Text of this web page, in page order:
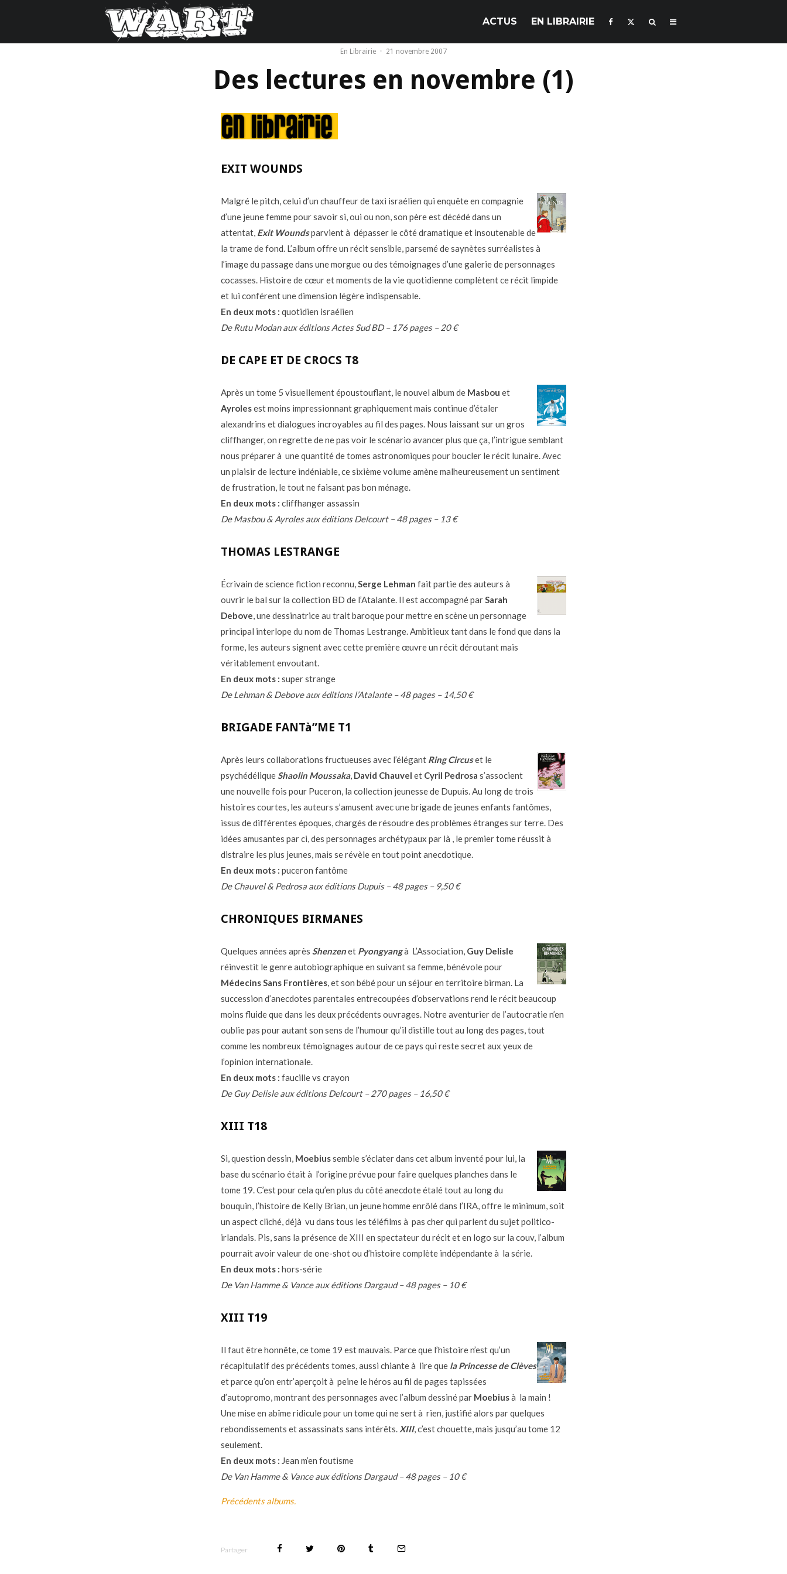
ACTUS EN LIBRAIRIE
En Librairie · 21 novembre 2007
Des lectures en novembre (1)
EXIT WOUNDS
Malgré le pitch, celui d’un chauffeur de taxi israélien qui enquête en compagnie
d’une jeune femme pour savoir si, oui ou non, son père est décédé dans un
attentat, Exit Woundsparvient à dépasser le côté dramatique et insoutenable de
la trame de fond. L’album offre un récit sensible, parsemé de saynètes surréalistes à
l’image du passage dans une morgue ou des témoignages d’une galerie de personnages
cocasses. Histoire de cœur et moments de la vie quotidienne complètent ce récit limpide
et lui conférent une dimension légère indispensable.
En deux mots : quotidien israélien
De Rutu Modan aux éditions Actes Sud BD – 176 pages – 20 €
DE CAPE ET DE CROCS T8
Après un tome 5 visuellement époustouflant, le nouvel album de Masbou et
Ayrolesest moins impressionnant graphiquement mais continue d’étaler
alexandrins et dialogues incroyables au fil des pages. Nous laissant sur un gros
cliffhanger, on regrette de ne pas voir le scénario avancer plus que ça, l’intrigue semblant
nous préparer à une quantité de tomes astronomiques pour boucler le récit lunaire. Avec
un plaisir de lecture indéniable, ce sixième volume amène malheureusement un sentiment
de frustration, le tout ne faisant pas bon ménage.
En deux mots : cliffhanger assassin
De Masbou & Ayroles aux éditions Delcourt – 48 pages – 13 €
THOMAS LESTRANGE
Écrivain de science fiction reconnu,Serge Lehman fait partie des auteurs à
ouvrir le bal sur la collection BD de l’Atalante. Il est accompagné parSarah
Debove, une dessinatrice au trait baroque pour mettre en scène un personnage
principal interlope du nom de Thomas Lestrange. Ambitieux tant dans le fond que dans la
forme, les auteurs signent avec cette première œuvre un récit déroutant mais
véritablement envoutant.
En deux mots : super strange
De Lehman & Debove aux éditions l’Atalante – 48 pages – 14,50 €
BRIGADE FANTà”ME T1
Après leurs collaborations fructueuses avec l’élégant Ring Circuset le
psychédéliqueShaolin Moussaka, David Chauvel et Cyril Pedrosa s’associent
une nouvelle fois pour Puceron, la collection jeunesse de Dupuis. Au long de trois
histoires courtes, les auteurs s’amusent avec une brigade de jeunes enfants fantômes,
issus de différentes époques, chargés de résoudre des problèmes étranges sur terre. Des
idées amusantes par ci, des personnages archétypaux par là , le premier tome réussit à
distraire les plus jeunes, mais se révèle en tout point anecdotique.
En deux mots : puceron fantôme
De Chauvel & Pedrosa aux éditions Dupuis – 48 pages – 9,50 €
CHRONIQUES BIRMANES
Quelques années après Shenzenet Pyongyangà L’Association, Guy Delisle
réinvestit le genre autobiographique en suivant sa femme, bénévole pour
Médecins Sans Frontières, et son bébé pour un séjour en territoire birman. La
succession d’anecdotes parentales entrecoupées d’observations rend le récit beaucoup
moins fluide que dans les deux précédents ouvrages. Notre aventurier de l’autocratie n’en
oublie pas pour autant son sens de l’humour qu’il distille tout au long des pages, tout
comme les nombreux témoignages autour de ce pays qui reste secret aux yeux de
l’opinion internationale.
En deux mots : faucille vs crayon
De Guy Delisle aux éditions Delcourt – 270 pages – 16,50 €
XIII T18
Si, question dessin, Moebiussemble s’éclater dans cet album inventé pour lui, la
base du scénario était à l’origine prévue pour faire quelques planches dans le
tome 19. C’est pour cela qu’en plus du côté anecdote étalé tout au long du
bouquin, l’histoire de Kelly Brian, un jeune homme enrôlé dans l’IRA, offre le minimum, soit
un aspect cliché, déjà vu dans tous les téléfilms à pas cher qui parlent du sujet politico-
irlandais. Pis, sans la présence de XIII en spectateur du récit et en logo sur la couv, l’album
pourrait avoir valeur de one-shot ou d’histoire complète indépendante à la série.
En deux mots : hors-série
De Van Hamme & Vance aux éditions Dargaud – 48 pages – 10 €
XIII T19
Il faut être honnête, ce tome 19 est mauvais. Parce que l’histoire n’est qu’un
récapitulatif des précédents tomes, aussi chiante à lire que la Princesse de Clèves
et parce qu’on entr’aperçoit à peine le héros au fil de pages tapissées
d’autopromo, montrant des personnages avec l’album dessiné par Moebiusà la main !
Une mise en abîme ridicule pour un tome qui ne sert à rien, justifié alors par quelques
rebondissements et assassinats sans intérêts. XIII, c’est chouette, mais jusqu’au tome 12
seulement.
En deux mots : Jean m’en foutisme
De Van Hamme & Vance aux éditions Dargaud – 48 pages – 10 €
Précédents albums.
Partager